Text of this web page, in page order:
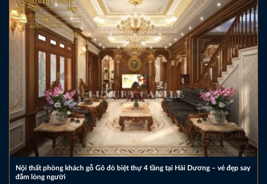
Nội thất phòng khách gỗ Gõ đỏ biệt thự 4 tầng tại Hải Dương – vẻ đẹp say
đắm lòng người